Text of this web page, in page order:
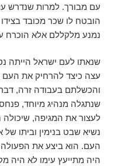
עם מבורך. למרות שנדרש
הובטח לו שכר מכובד
נמנע מלקללם אלא הוכרח
שנאתו לעם ישראל הייתה
עצה כיצד להרחיק את העם
והכשלתם בעבודה זרה,
שנתגלה מנהיג מיוחד,
לעצור את המגיפה, שיכולה
נשיא שבט בנימין וביתו
העם. הוא ביצע את
היה מתייעץ עימו לא היה